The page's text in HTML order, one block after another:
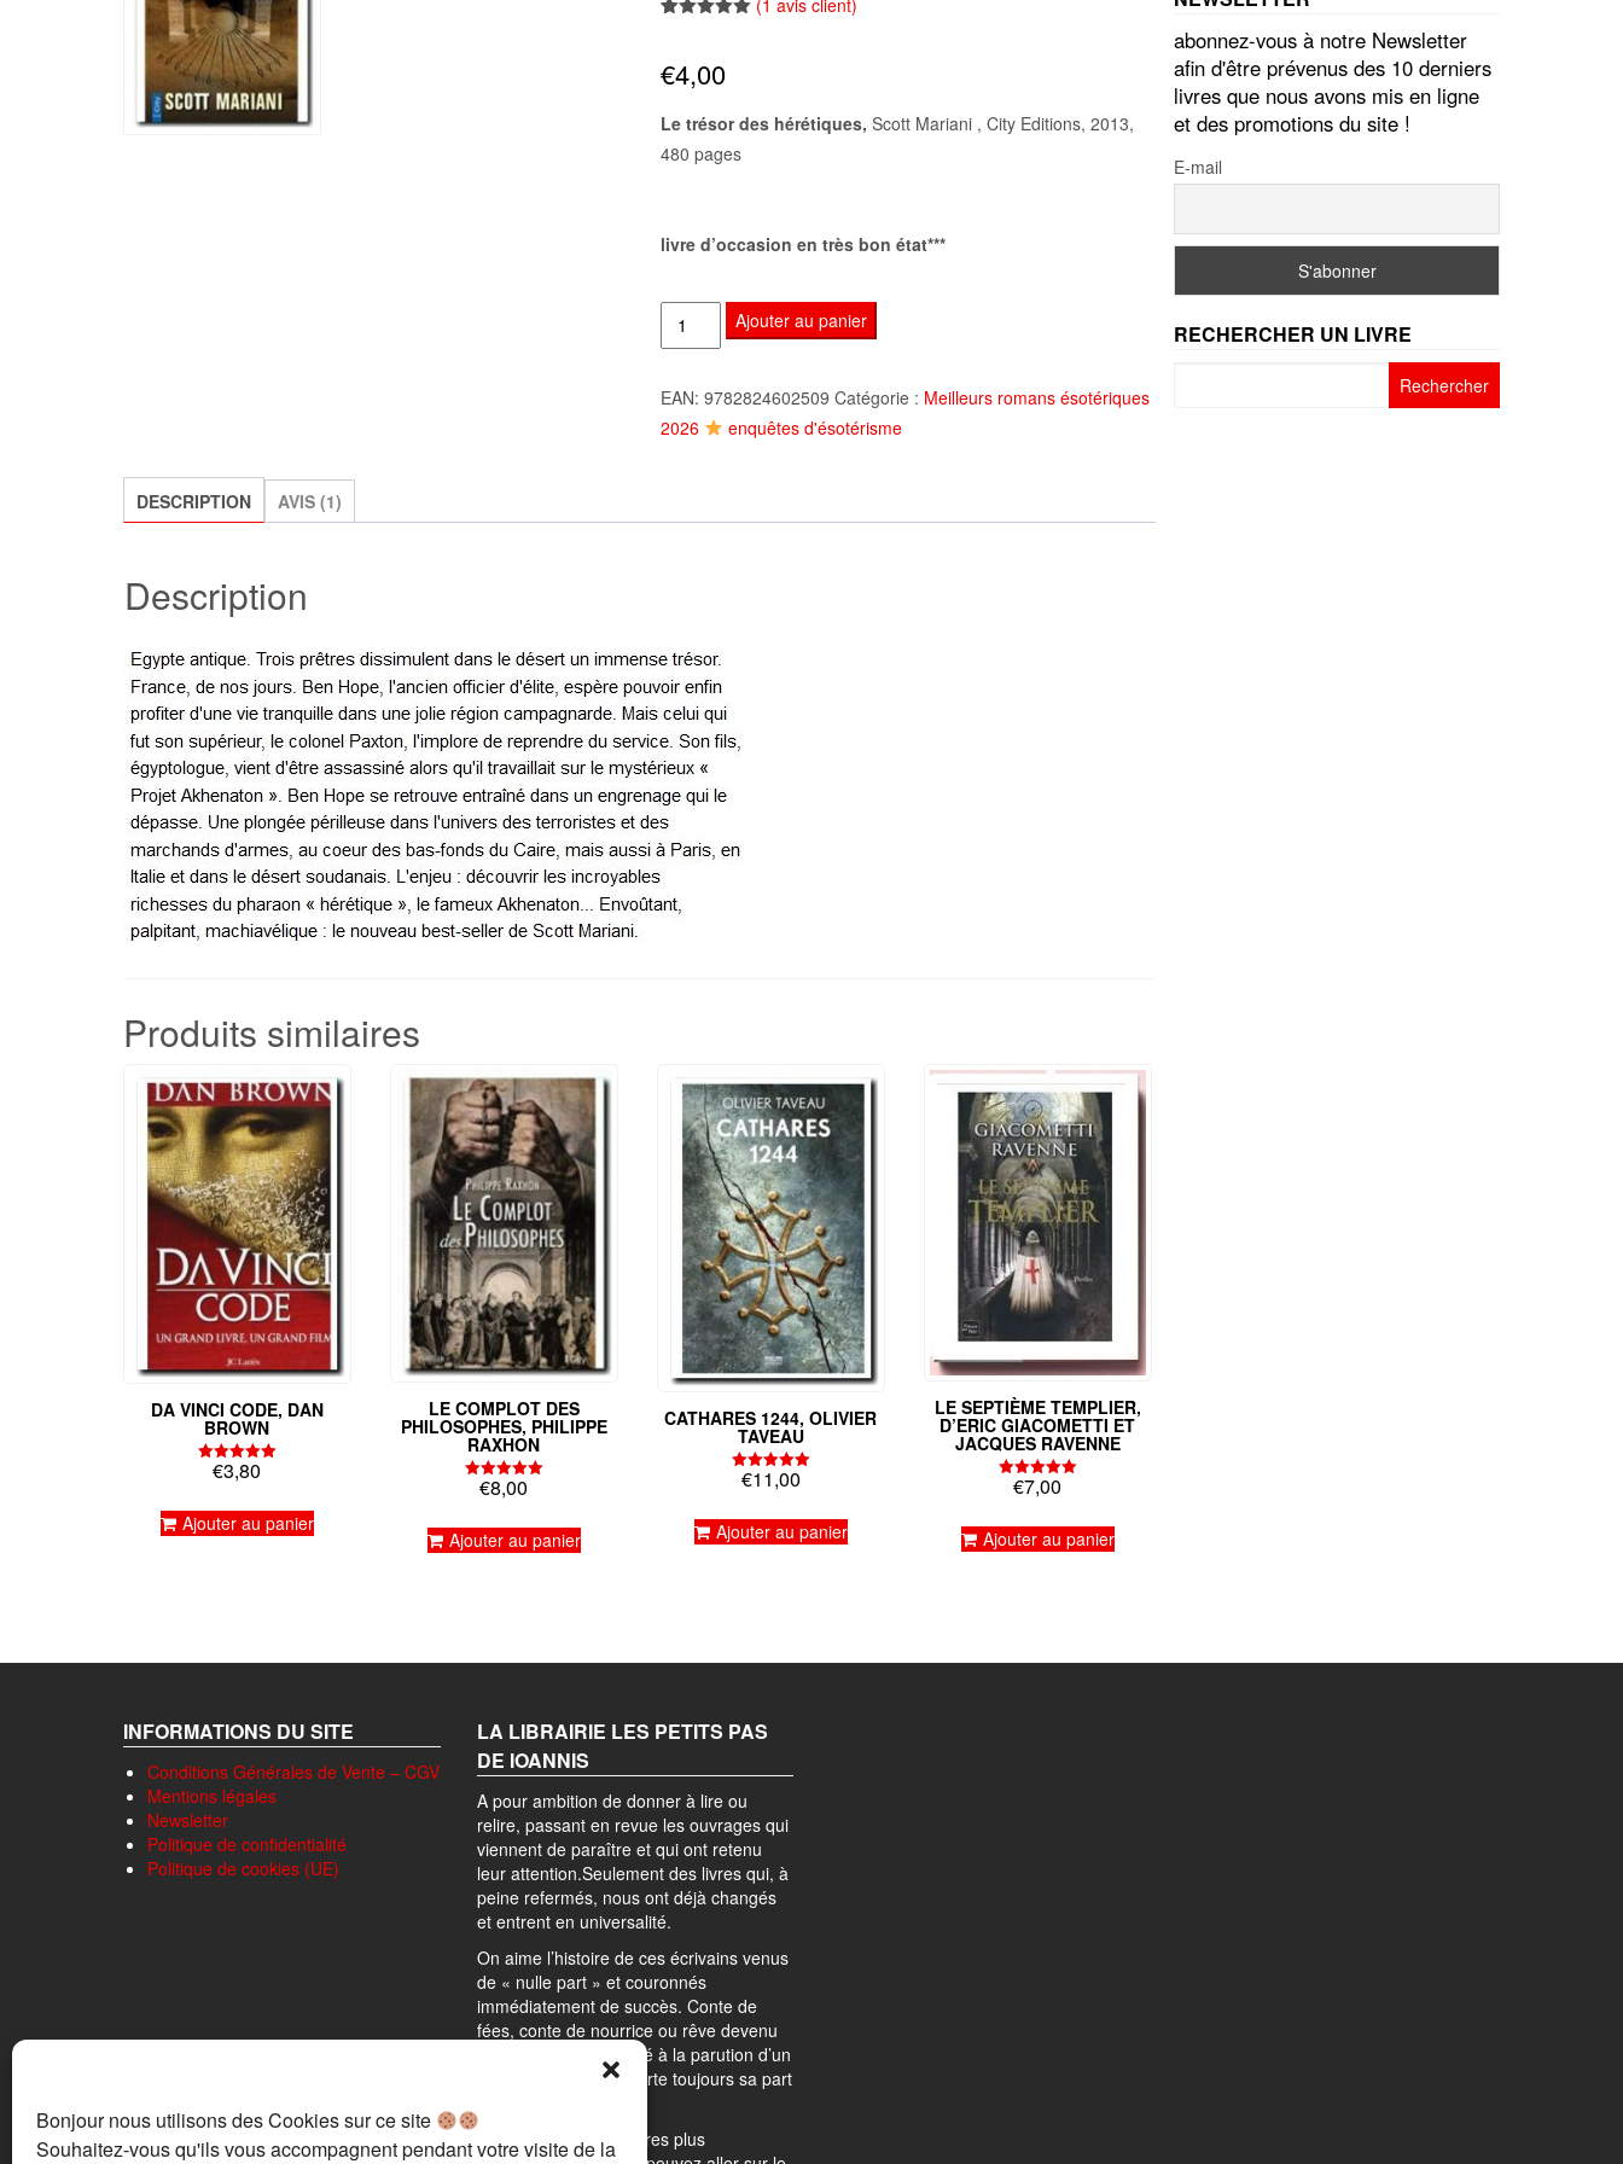
Bonjour nous utilisons des Cookies sur ce site
Souhaitez-vous qu'ils vous accompagnent pendant votre visite de la
basé sur
notation
(1 avis client)
€4,00
Le trésor des hérétiques, Scott Mariani , City Editions, 2013,
480 pages
livre d’occasion en très bon état***
quantité
de
trésor
des
Mariani
Ajouter au panier
EAN: 9782824602509 Catégorie : Meilleurs romans ésotériques
2026
enquêtes d'ésotérisme
DESCRIPTION AVIS (1)
Description
Produits similaires
DA VINCI CODE, DAN
BROWN
Note
5.00
€3,80
Ajouter au panier
LE COMPLOT DES
PHILOSOPHES, PHILIPPE
RAXHON
Note
€8,00
Ajouter au panier
CATHARES 1244, OLIVIER
TAVEAU
Note
5.00
€11,00
Ajouter au panier
LE SEPTIÈME TEMPLIER,
D’ERIC GIACOMETTI ET
JACQUES RAVENNE
Note
5.00
€7,00
Ajouter au panier
abonnez-vous à notre Newsletter
afin d'être prévenus des 10 derniers
livres que nous avons mis en ligne
et des promotions du site !
E-mail
RECHERCHER UN LIVRE
INFORMATIONS DU SITE
Conditions Générales de Vente – CGV
Mentions légales
Newsletter
Politique de confidentialité
Politique de cookies (UE)
LA LIBRAIRIE LES PETITS PAS
DE IOANNIS
A pour ambition de donner à lire ou
relire, passant en revue les ouvrages qui
viennent de paraître et qui ont retenu
leur attention.Seulement des livres qui, à
peine refermés, nous ont déjà changés
et entrent en universalité.
On aime l’histoire de ces écrivains venus
de « nulle part » et couronnés
immédiatement de succès. Conte de
fées, conte de nourrice ou rêve devenu
réalité ? Le suspens lié à la parution d’un
premier roman comporte toujours sa part
Pour ce qui est des livres plus